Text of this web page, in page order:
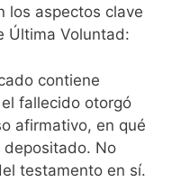
los aspectos clave
Última Voluntad:
contiene
fallecido otorgó
afirmativo, en qué
depositado. No
testamento en sí.